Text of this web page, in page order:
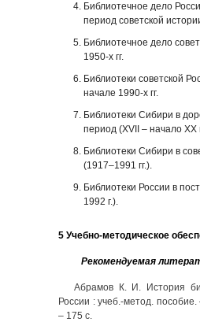
Библиотечное дело
период советской
Библиотечное дело
1950-х гг.
Библиотеки советской
начале 1990-х гг.
Библиотеки Сибири в
период (XVII – начало ХХ
Библиотеки Сибири в
(1917–1991 гг.).
Библиотеки России в
1992 г.).
5 Учебно-методическое
Рекомендуемая
Абрамов К. И. История
России : учеб.-метод.
– 175 с.